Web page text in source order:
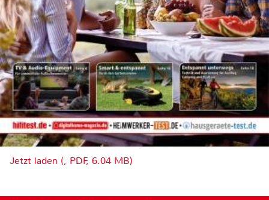
Jetzt laden (, PDF, 6.04 MB)